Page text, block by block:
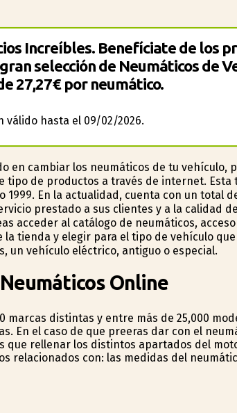
Increíbles. Benefíciate de los
selección de Neumáticos de
27,27€ por neumático.
válido hasta el 09/02/2026.
en cambiar los neumáticos de tu vehículo,
tipo de productos a través de internet.
1999. En la actualidad, cuenta con un total
prestado a sus clientes y a la calidad
acceder al catálogo de neumáticos,
tienda y elegir para el tipo de vehículo
un vehículo eléctrico, antiguo o especial.
Online
marcas distintas y entre más de 25,000
En el caso de que prefieras dar con el
que rellenar los distintos apartados del
relacionados con: las medidas del